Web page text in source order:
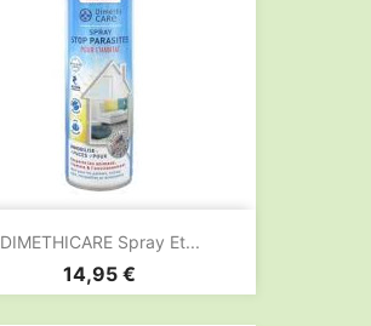
DIMETHICARE Spray Et...
Prix
14,95 €